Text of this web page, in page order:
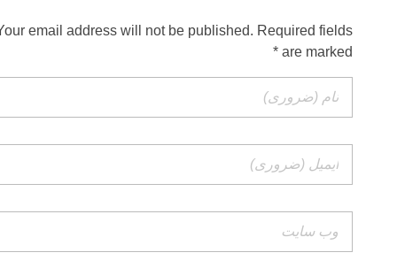
email address will not be published. Required fields
are marked *